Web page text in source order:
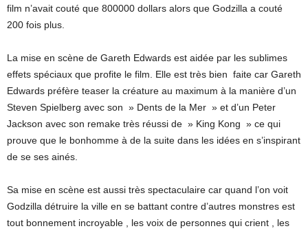
film n’avait couté que 800000 dollars alors que Godzilla a couté
200 fois plus.
La mise en scène de Gareth Edwards est aidée par les sublimes
effets spéciaux que profite le film. Elle est très bien faite car Gareth
Edwards préfère teaser la créature au maximum à la manière d’un
Steven Spielberg avec son » Dents de la Mer » et d’un Peter
Jackson avec son remake très réussi de » King Kong » ce qui
prouve que le bonhomme à de la suite dans les idées en s’inspirant
de se ses ainés.
Sa mise en scène est aussi très spectaculaire car quand l’on voit
Godzilla détruire la ville en se battant contre d’autres monstres est
tout bonnement incroyable , les voix de personnes qui crient , les